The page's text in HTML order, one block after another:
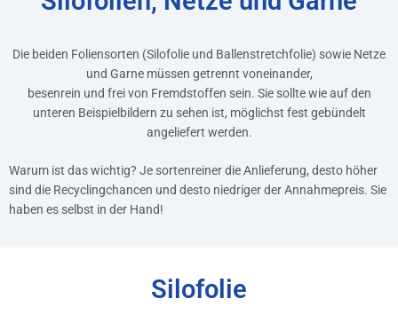
Die beiden Foliensorten (Silofolie und Ballenstretchfolie) sowie Netze
und Garne müssen getrennt voneinander,
besenrein und frei von Fremdstoffen sein. Sie sollte wie auf den
unteren Beispielbildern zu sehen ist, möglichst fest gebündelt
angeliefert werden.
Warum ist das wichtig? Je sortenreiner die Anlieferung, desto höher
sind die Recyclingchancen und desto niedriger der Annahmepreis. Sie
haben es selbst in der Hand!
Silofolie